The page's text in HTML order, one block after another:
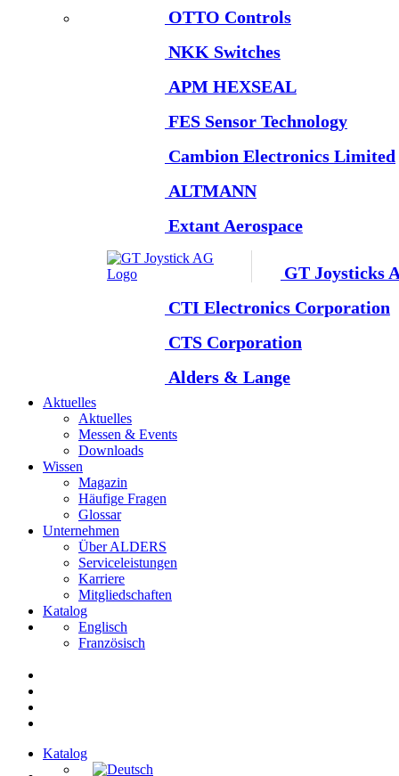
OTTO Controls
NKK Switches
APM HEXSEAL
FES Sensor Technology
Cambion Electronics Limited
ALTMANN
Extant Aerospace
GT Joysticks
CTI Electronics Corporation
CTS Corporation
Alders & Lange
Aktuelles
Aktuelles
Messen & Events
Downloads
Wissen
Magazin
Häufige Fragen
Glossar
Unternehmen
Über ALDERS
Serviceleistungen
Karriere
Mitgliedschaften
Katalog
Englisch
Französisch
Katalog